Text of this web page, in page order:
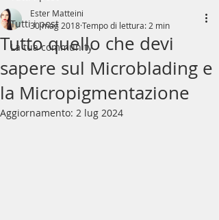
Tutti i post
La tua community
Tutto quello che devi
sapere sul Microblading e
la Micropigmentazione
Ester Matteini
30 mag 2018Tempo di lettura: 2 min
Aggiornamento: 2 lug 2024